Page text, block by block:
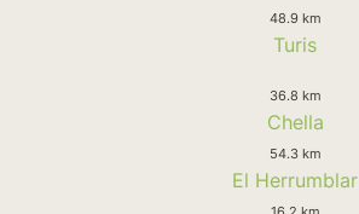
48.9 km
Turis
36.8 km
Chella
54.3 km
El Herrumblar